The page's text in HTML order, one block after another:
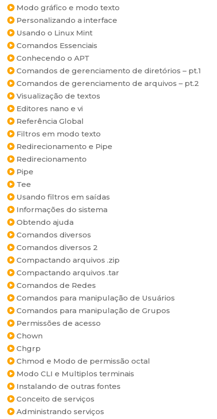
Modo gráfico e modo texto
Personalizando a interface
Usando o Linux Mint
Comandos Essenciais
Conhecendo o APT
Comandos de gerenciamento de diretórios – pt.1
Comandos de gerenciamento de arquivos – pt.2
Visualização de textos
Editores nano e vi
Referência Global
Filtros em modo texto
Redirecionamento e Pipe
Redirecionamento
Pipe
Tee
Usando filtros em saídas
Informações do sistema
Obtendo ajuda
Comandos diversos
Comandos diversos 2
Compactando arquivos .zip
Compactando arquivos .tar
Comandos de Redes
Comandos para manipulação de Usuários
Comandos para manipulação de Grupos
Permissões de acesso
Chown
Chgrp
Chmod e Modo de permissão octal
Modo CLI e Multiplos terminais
Instalando de outras fontes
Conceito de serviços
Administrando serviços